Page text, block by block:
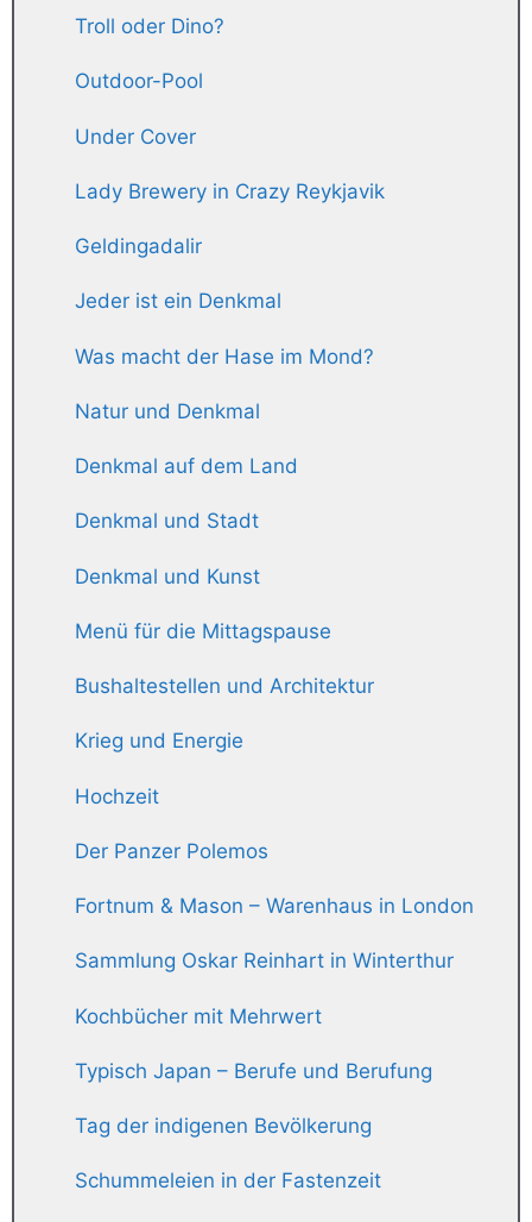
Troll oder Dino?
Outdoor-Pool
Under Cover
Lady Brewery in Crazy Reykjavik
Geldingadalir
Jeder ist ein Denkmal
Was macht der Hase im Mond?
Natur und Denkmal
Denkmal auf dem Land
Denkmal und Stadt
Denkmal und Kunst
Menü für die Mittagspause
Bushaltestellen und Architektur
Krieg und Energie
Hochzeit
Der Panzer Polemos
Fortnum & Mason – Warenhaus in London
Sammlung Oskar Reinhart in Winterthur
Kochbücher mit Mehrwert
Typisch Japan – Berufe und Berufung
Tag der indigenen Bevölkerung
Schummeleien in der Fastenzeit